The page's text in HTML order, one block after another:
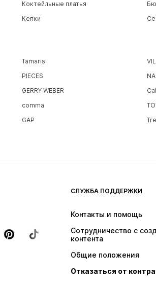
Коктейльные платья
Кепки
Tamaris
PIECES
GERRY WEBER
comma
GAP
СЛУЖБА ПОДДЕРЖКИ
Контакты и помощь
Сотрудничество с
контента
Общие положения
Отказаться от